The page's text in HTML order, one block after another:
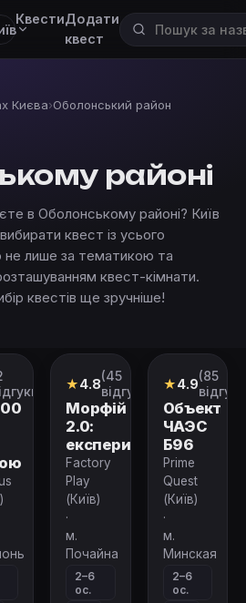
КвестиДодати
квест
Києва›Оболонський район
районі
в Оболонському районі? Київ
квест із усього
не лише за тематикою та
квест-кімнати.
квестів ще зручніше!
Перформанс
★4.8(45
відгуків)
Морфій
2.0:
експеримент
Factory
Play
(Київ)
·
м.
Почайна
2–6
ос.
★4.9(85
Объект
ЧАЭС
Б96
Prime
Quest
(Київ)
·
м.
Минская
2–6
ос.